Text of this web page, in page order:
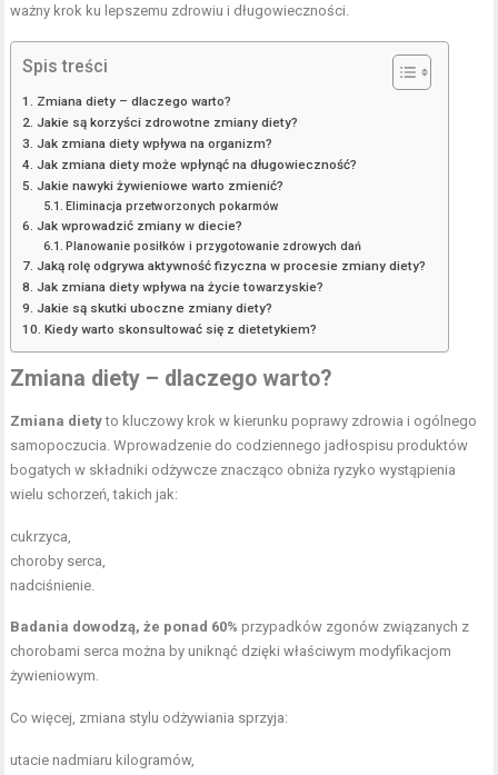
ważny krok ku lepszemu zdrowiu i długowieczności.
Spis treści
Zmiana diety – dlaczego warto?
Jakie są korzyści zdrowotne zmiany diety?
Jak zmiana diety wpływa na organizm?
Jak zmiana diety może wpłynąć na długowieczność?
Jakie nawyki żywieniowe warto zmienić?
Eliminacja przetworzonych pokarmów
Jak wprowadzić zmiany w diecie?
Planowanie posiłków i przygotowanie zdrowych dań
Jaką rolę odgrywa aktywność fizyczna w procesie zmiany diety?
Jak zmiana diety wpływa na życie towarzyskie?
Jakie są skutki uboczne zmiany diety?
Kiedy warto skonsultować się z dietetykiem?
Zmiana diety – dlaczego warto?
Zmiana dietyto kluczowy krok w kierunku poprawy zdrowia i ogólnego
samopoczucia. Wprowadzenie do codziennego jadłospisu produktów
bogatych w składniki odżywcze znacząco obniża ryzyko wystąpienia
wielu schorzeń, takich jak:
cukrzyca,
choroby serca,
nadciśnienie.
Badania dowodzą, że ponad 60% przypadków zgonów związanych z
chorobami serca można by uniknąć dzięki właściwym modyfikacjom
żywieniowym.
Co więcej, zmiana stylu odżywiania sprzyja:
utacie nadmiaru kilogramów,